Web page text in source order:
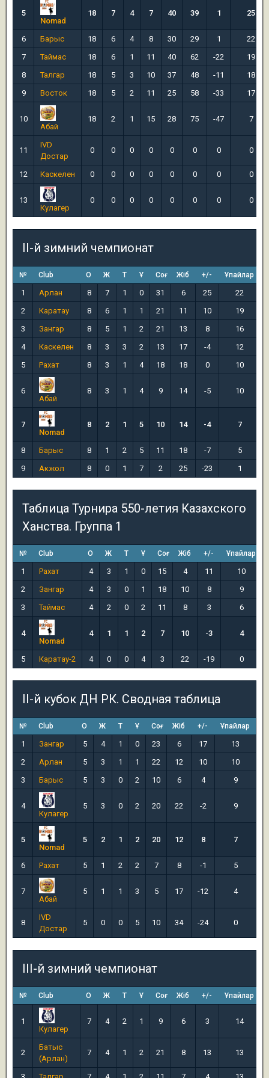
5
Nomad
18 7 4 7 40 39 1 25
6 Барыс 18 6 4 8 30 29 1
22
7
Таймас 18 6 1 11 40 62 -22
19
8
Талгар 18 5 3 10 37 48 -11
18
9
Восток 18 5 2 11 25 58 -33 17
10
Абай
18 2 1 15 28 75 -47 7
11
IVD
Достар
0 0 0 0 0 0 0 0
12 Каскелен 0 0 0 0 0 0 0 0
13
Кулагер
0 0 0 0 0 0 0 0
II-й зимний чемпионат
№ Club О Ж Т Ұ Соғ Жіб +/- Ұпайлар
1 Арлан 8 7 1 0 31 6 25
22
2
Каратау 8 6 1 1 21 11 10
19
3
Зангар 8 5 1 2 21 13 8
16
4
Каскелен 8 3 3 2 13 17 -4
12
5
Рахат 8 3 1 4 18 18 0 10
6
Абай
8 3 1 4 9 14 -5 10
7
Nomad
8 2 1 5 10 14 -4 7
8 Барыс 8 1 2 5 11 18 -7
5
9
Акжол 8 0 1 7 2 25 -23 1
Таблица Турнира 550-летия Казахского
Ханства. Группа 1
№ Club О Ж Т Ұ Соғ Жіб +/- Ұпайлар
1 Рахат 4 3 1 0 15 4 11
10
2
Зангар 4 3 0 1 18 10 8
9
3
Таймас 4 2 0 2 11 8 3 6
4
Nomad
4 1 1 2 7 10 -3 4
5 Каратау-2 4 0 0 4 3 22 -19 0
II-й кубок ДН РК. Сводная таблица
№ Club О Ж Т Ұ Соғ Жіб +/- Ұпайлар
1 Зангар 5 4 1 0 23 6 17
13
2
Арлан 5 3 1 1 22 12 10
10
3
Барыс 5 3 0 2 10 6 4 9
4
Кулагер
5 3 0 2 20 22 -2 9
5
Nomad
5 2 1 2 20 12 8 7
6 Рахат 5 1 2 2 7 8 -1 5
7
Абай
5 1 1 3 5 17 -12 4
8
IVD
Достар
5 0 0 5 10 34 -24 0
III-й зимний чемпионат
№ Club О Ж Т Ұ Соғ Жіб +/- Ұпайлар
1
Кулагер
7 4 2 1 9 6 3 14
2
Батыс
(Арлан)
7 4 1 2 21 8 13 13